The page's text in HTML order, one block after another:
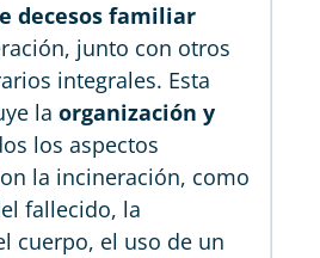
decesos familiar
junto con otros
integrales. Esta
la organización y
los aspectos
la incineración, como
fallecido, la
cuerpo, el uso de un